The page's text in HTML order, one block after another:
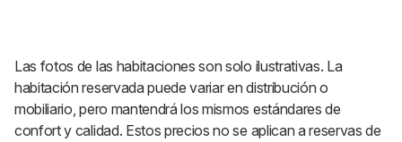
Las fotos de las habitaciones son solo ilustrativas. La
habitación reservada puede variar en distribución o
mobiliario, pero mantendrá los mismos estándares de
confort y calidad. Estos precios no se aplican a reservas de